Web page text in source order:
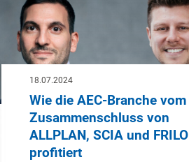
18.07.2024
Wie die AEC-Branche vom
Zusammenschluss von
ALLPLAN, SCIA und FRILO
profitiert